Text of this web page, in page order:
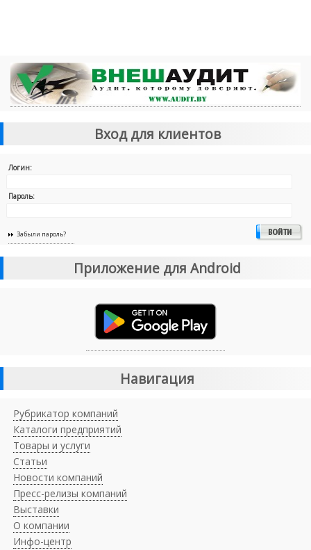
Вход для клиентов
Логин:
Пароль:
Забыли пароль?
Приложение для Android
Навигация
Рубрикатор компаний
Каталоги предприятий
Товары и услуги
Статьи
Новости компаний
Пресс-релизы компаний
Выставки
О компании
Инфо-центр